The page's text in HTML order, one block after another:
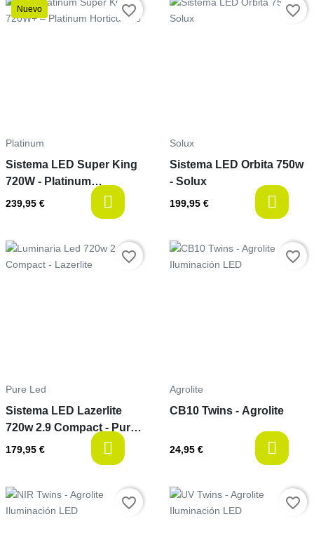
Nuevo
Platinum
Sistema LED Super King
720W - Platinum
Horticulture
239,95 € available
favorite_border Precio
Solux
Sistema LED Orbita 750w
- Solux
199,95 €
favorite_border
Precio
Pure Led
Sistema LED Lazerlite
720w 2.9 Compact - Pure
Factory
179,95 € available
favorite_border Precio
Agrolite
CB10 Twins - Agrolite
24,95 €
favorite_border
Precio favorite_border Precio favorite_border